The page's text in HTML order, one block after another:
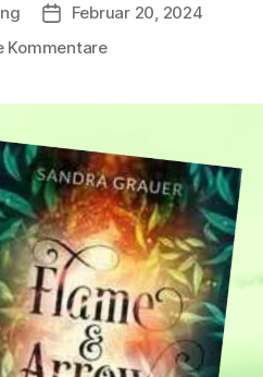
Veröffentlichungsdatum
Februar 20, 2024
Kommentarezu